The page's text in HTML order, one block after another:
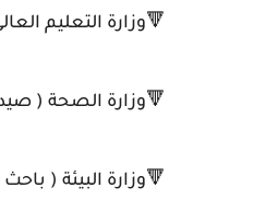
🔻وزارة التعليم العالي
🔻وزارة الصحة ( صيدلي
🔻وزارة البيئة ( باحث